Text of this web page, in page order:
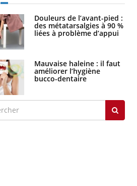
Douleurs de l’avant-pied :
des métatarsalgies à 90 %
liées à problème d’appui
Mauvaise haleine : il faut
améliorer l’hygiène
bucco-dentaire